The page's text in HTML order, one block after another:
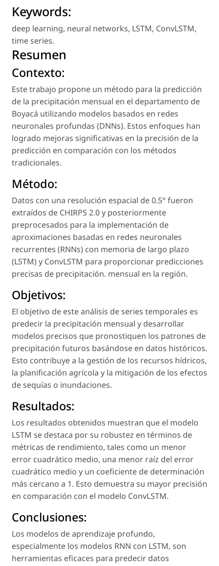
Keywords:
deep learning, neural networks, LSTM, ConvLSTM,
time series.
Resumen
Contexto:
Este trabajo propone un método para la predicción
de la precipitación mensual en el departamento de
Boyacá utilizando modelos basados en redes
neuronales profundas (DNNs). Estos enfoques han
logrado mejoras significativas en la precisión de la
predicción en comparación con los métodos
tradicionales.
Método:
Datos con una resolución espacial de 0.5° fueron
extraídos de CHIRPS 2.0 y posteriormente
preprocesados para la implementación de
aproximaciones basadas en redes neuronales
recurrentes (RNNs) con memoria de largo plazo
(LSTM) y ConvLSTM para proporcionar predicciones
precisas de precipitación. mensual en la región.
Objetivos:
El objetivo de este análisis de series temporales es
predecir la precipitación mensual y desarrollar
modelos precisos que pronostiquen los patrones de
precipitación futuros basándose en datos históricos.
Esto contribuye a la gestión de los recursos hídricos,
la planificación agrícola y la mitigación de los efectos
de sequías o inundaciones.
Resultados:
Los resultados obtenidos muestran que el modelo
LSTM se destaca por su robustez en términos de
métricas de rendimiento, tales como un menor
error cuadrático medio, una menor raíz del error
cuadrático medio y un coeficiente de determinación
más cercano a 1. Esto demuestra su mayor precisión
en comparación con el modelo ConvLSTM.
Conclusiones:
Los modelos de aprendizaje profundo,
especialmente los modelos RNN con LSTM, son
herramientas eficaces para predecir datos